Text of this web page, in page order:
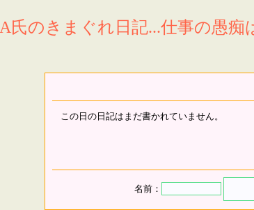
A氏のきまぐれ日記...仕事の愚痴
この日の日記はまだ書かれていません。
名前：